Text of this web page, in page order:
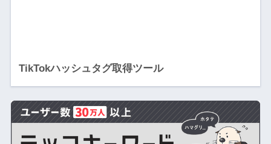
TikTokハッシュタグ取得ツール